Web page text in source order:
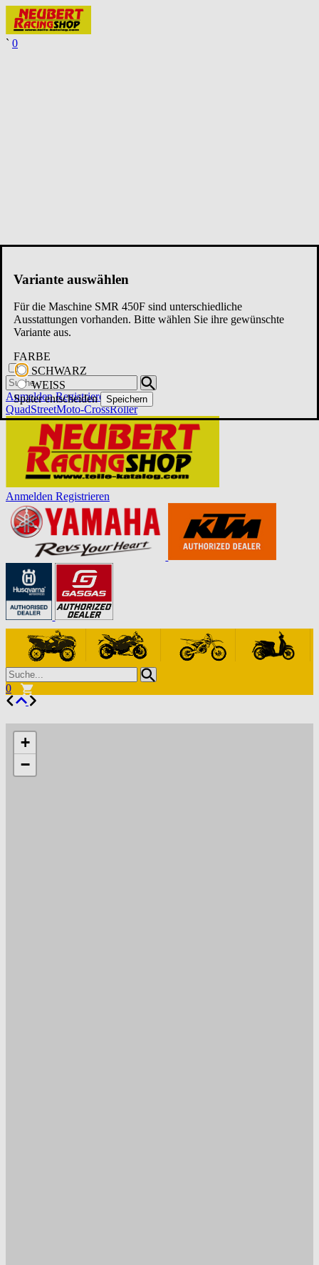
` 0
Anmelden Registrieren
QuadStreetMoto-CrossRoller
Anmelden Registrieren
0
+
−
Variante auswählen
Für die Maschine SMR 450F sind unterschiedliche
Ausstattungen vorhanden. Bitte wählen Sie ihre gewünschte
Variante aus.
FARBE
SCHWARZ
WEISS
Später entscheiden
Speichern